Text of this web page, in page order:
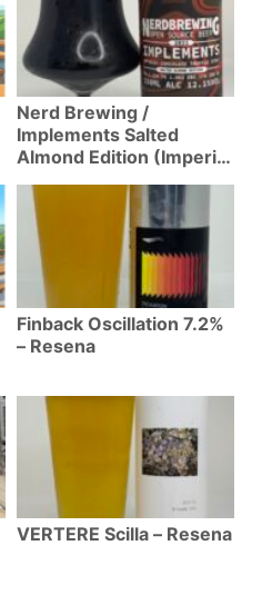
Nerd Brewing /
Implements Salted
Almond Edition (Imperial
Stout 12%) Resena
Finback Oscillation 7.2%
– Resena
VERTERE Scilla – Resena